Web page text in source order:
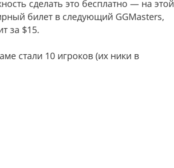
сделать это бесплатно — на этой
билет в следующий GGMasters,
за $15.
стали 10 игроков (их ники в